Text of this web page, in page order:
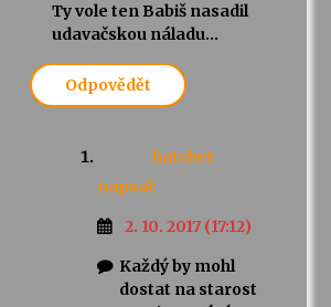
Ty vole ten Babiš nasadil
udavačskou náladu…
Odpovědět
hatchet
napsal:
2. 10. 2017 (17:12)
Každý by mohl
dostat na starost